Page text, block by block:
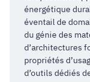
énergétique
éventail de
du génie des
d’architectures
propriétés
d’outils dédiés